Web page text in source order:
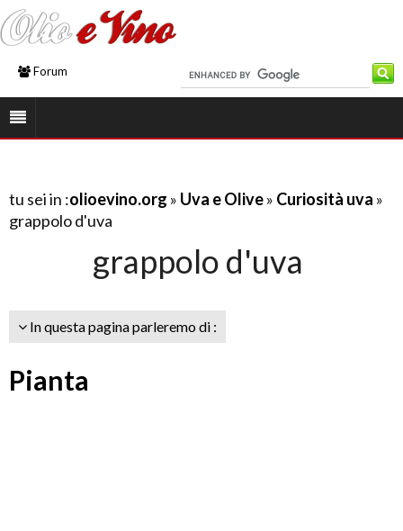
Forum
tu sei in :olioevino.org » Uva e Olive» Curiosità uva »
grappolo d'uva
grappolo d'uva
In questa pagina parleremo di :
Pianta